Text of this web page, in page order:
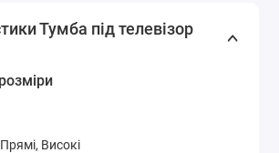
Тумба під телевізор
Високі